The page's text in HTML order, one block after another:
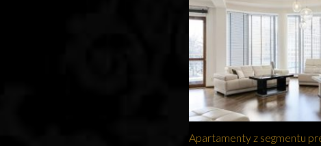
Apartamenty z segmentu